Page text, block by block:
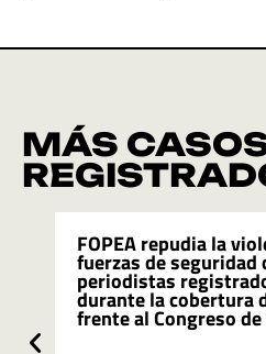
MÁS
FOPEA repudia la
fuerzas de seguridad
periodistas
durante la cobertura
frente al Congreso